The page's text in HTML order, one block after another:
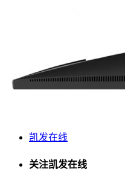
凯发在线
关注凯发在线